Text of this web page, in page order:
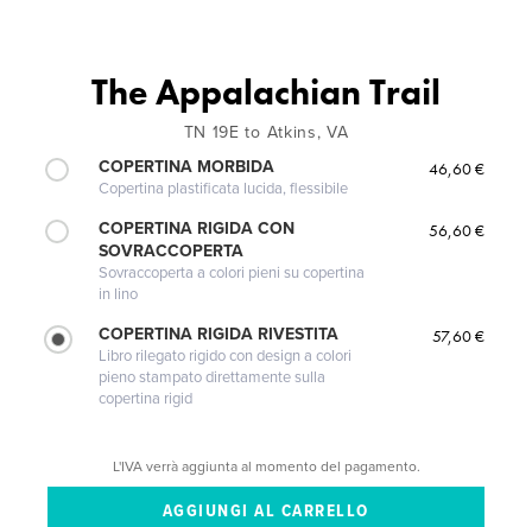
The Appalachian Trail
TN 19E to Atkins, VA
COPERTINA MORBIDA
Copertina plastificata lucida, flessibile
46,60 €
COPERTINA RIGIDA CON
SOVRACCOPERTA
Sovraccoperta a colori pieni su copertina
in lino
56,60 €
COPERTINA RIGIDA RIVESTITA
Libro rilegato rigido con design a colori
pieno stampato direttamente sulla
copertina rigid
57,60 €
L'IVA verrà aggiunta al momento del pagamento.